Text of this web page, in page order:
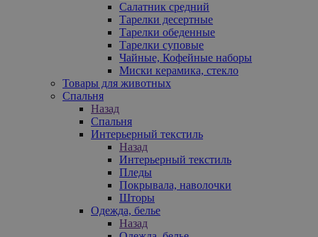
Салатник средний
Тарелки десертные
Тарелки обеденные
Тарелки суповые
Чайные, Кофейные наборы
Миски керамика, стекло
Товары для животных
Спальня
Назад
Спальня
Интерьерный текстиль
Назад
Интерьерный текстиль
Пледы
Покрывала, наволочки
Шторы
Одежда, белье
Назад